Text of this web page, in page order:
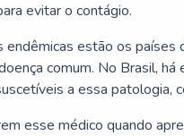
evitar o contágio.
estão os países
comum. No Brasil,
a essa patologia,
esse médico quando